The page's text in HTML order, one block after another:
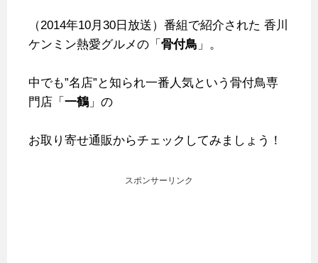
（2014年10月30日放送）番組で紹介された 香川
ケンミン熱愛グルメの「 骨付鳥 」。
中でも”名店”と知られ一番人気という骨付鳥専
門店「 一鶴 」の
お取り寄せ通販からチェックしてみましょう！
スポンサーリンク